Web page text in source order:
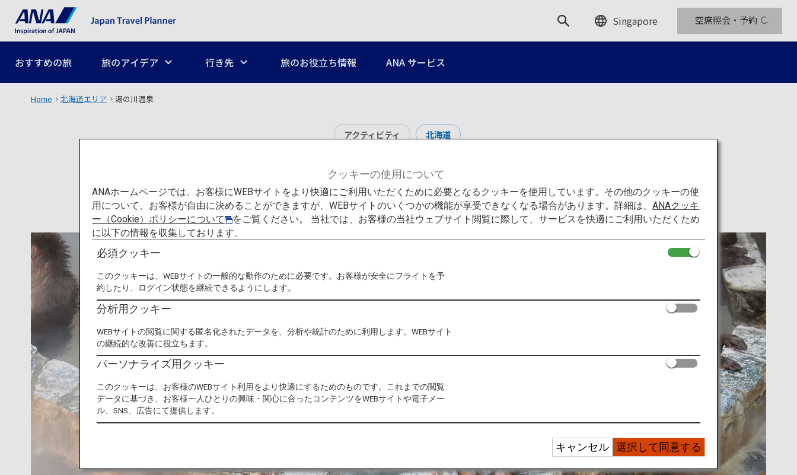
Singapore 空席照会・予約
おすすめの旅 旅のアイデア 行き先 旅のお役立ち情報 ANA サービス
Home 北海道エリア 湯の川温泉
アクティビティ 北海道
湯の川温泉
クッキーの使用について
ANAホームページでは、お客様にWEBサイトをより快適にご利用いただくために必要となるクッキーを使用しています。その他のクッキーの使
用について、お客様が自由に決めることができますが、WEBサイトのいくつかの機能が享受できなくなる場合があります。詳細は、ANAクッキ
ー（Cookie）ポリシーについて
をご覧ください。 当社では、お客様の当社ウェブサイト閲覧に際して、サービスを快適にご利用いただくため
に以下の情報を収集しております。
必須クッキー
このクッキーは、WEBサイトの一般的な動作のために必要です。お客様が安全にフライトを予
約したり、ログイン状態を継続できるようにします。
分析用クッキー
WEBサイトの閲覧に関する匿名化されたデータを、分析や統計のために利用します。WEBサイト
の継続的な改善に役立ちます。
パーソナライズ用クッキー
このクッキーは、お客様のWEBサイト利用をより快適にするためのものです。これまでの閲覧
データに基づき、お客様一人ひとりの興味・関心に合ったコンテンツをWEBサイトや電子メー
ル、SNS、広告にて提供します。
選択して同意する
キャンセル